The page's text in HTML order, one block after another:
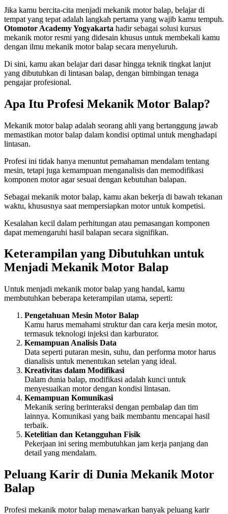
Jika kamu bercita-cita menjadi mekanik motor balap, belajar di
tempat yang tepat adalah langkah pertama yang wajib kamu tempuh.
Otomotor Academy Yogyakarta hadir sebagai solusi kursus
mekanik motor resmi yang didesain khusus untuk membekali kamu
dengan ilmu mekanik motor balap secara menyeluruh.
Di sini, kamu akan belajar dari dasar hingga teknik tingkat lanjut
yang dibutuhkan di lintasan balap, dengan bimbingan tenaga
pengajar profesional.
Apa Itu Profesi Mekanik Motor Balap?
Mekanik motor balap adalah seorang ahli yang bertanggung jawab
memastikan motor balap dalam kondisi optimal untuk menghadapi
lintasan.
Profesi ini tidak hanya menuntut pemahaman mendalam tentang
mesin, tetapi juga kemampuan menganalisis dan memodifikasi
komponen motor agar sesuai dengan kebutuhan balapan.
Sebagai mekanik motor balap, kamu akan bekerja di bawah tekanan
waktu, khususnya saat mempersiapkan motor untuk kompetisi.
Kesalahan kecil dalam perhitungan atau pemasangan komponen
dapat memengaruhi hasil balapan secara signifikan.
Keterampilan yang Dibutuhkan untuk
Menjadi Mekanik Motor Balap
Untuk menjadi mekanik motor balap yang handal, kamu
membutuhkan beberapa keterampilan utama, seperti:
Pengetahuan Mesin Motor Balap
Kamu harus memahami struktur dan cara kerja mesin motor,
termasuk teknologi injeksi dan karburator.
Kemampuan Analisis Data
Data seperti putaran mesin, suhu, dan performa motor harus
dianalisis untuk menentukan setelan yang ideal.
Kreativitas dalam Modifikasi
Dalam dunia balap, modifikasi adalah kunci untuk
menyesuaikan motor dengan kondisi lintasan.
Kemampuan Komunikasi
Mekanik sering berinteraksi dengan pembalap dan tim
lainnya. Komunikasi yang baik membantu mencapai hasil
terbaik.
Ketelitian dan Ketangguhan Fisik
Pekerjaan ini sering membutuhkan jam kerja panjang dan
detail yang mendalam.
Peluang Karir di Dunia Mekanik Motor
Balap
Profesi mekanik motor balap menawarkan banyak peluang karir